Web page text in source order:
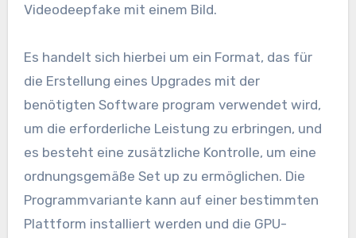
Videodeepfake mit einem Bild.
Es handelt sich hierbei um ein Format, das für
die Erstellung eines Upgrades mit der
benötigten Software program verwendet wird,
um die erforderliche Leistung zu erbringen, und
es besteht eine zusätzliche Kontrolle, um eine
ordnungsgemäße Set up zu ermöglichen. Die
Programmvariante kann auf einer bestimmten
Plattform installiert werden und die GPU-